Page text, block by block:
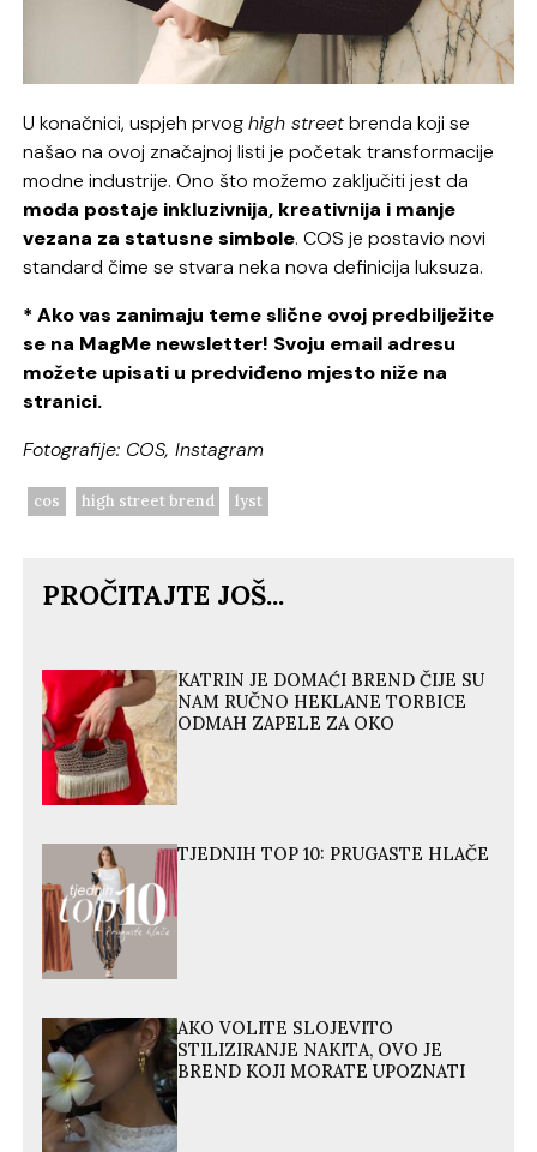
U konačnici, uspjeh prvoghigh streetbrenda koji se
našao na ovoj značajnoj listi je početak transformacije
modne industrije. Ono što možemo zaključiti jest da
moda postaje inkluzivnija, kreativnija i manje
vezana za statusne simbole. COS je postavio novi
standard čime se stvara neka nova definicija luksuza.
* Ako vas zanimaju teme slične ovoj predbilježite
se na MagMe newsletter! Svoju email adresu
možete upisati u predviđeno mjesto niže na
stranici.
Fotografije: COS, Instagram
cos high street brend lyst
PROČITAJTE JOŠ...
KATRIN JE DOMAĆI BREND ČIJE SU
NAM RUČNO HEKLANE TORBICE
ODMAH ZAPELE ZA OKO
TJEDNIH TOP 10: PRUGASTE HLAČE
AKO VOLITE SLOJEVITO
STILIZIRANJE NAKITA, OVO JE
BREND KOJI MORATE UPOZNATI